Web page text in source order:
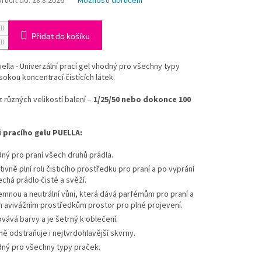
Přidat do košíku
- Univerzální prací gel vhodný pro všechny typy
koncentrací čistících látek.
různých velikostí balení – 1/25/50 nebo dokonce 100
gelu PUELLA:
pro praní všech druhů prádla.
plní roli čisticího prostředku pro praní a po vyprání
prádlo čisté a svěží.
a neutrální vůni, která dává parfémům pro praní a
avivážním prostředkům prostor pro plné projevení.
barvy a je šetrný k oblečení.
odstraňuje i nejtvrdohlavější skvrny.
pro všechny typy praček.